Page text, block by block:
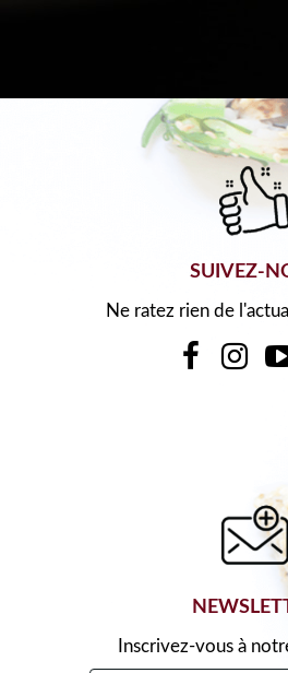
SUIVEZ-
Ne ratez rien de
Inscrivez-vous à